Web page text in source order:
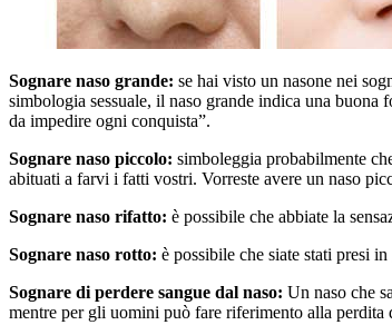
Sognare naso grande: se hai visto un nasone nei
simbologia sessuale, il naso grande indica una
da impedire ogni conquista”.
Sognare naso piccolo: simboleggia probabilmente
abituati a farvi i fatti vostri. Vorreste avere un naso
Sognare naso rifatto: è possibile che abbiate la
Sognare naso rotto: è possibile che siate stati presi
Sognare di perdere sangue dal naso: Un naso che
mentre per gli uomini può fare riferimento alla perdita